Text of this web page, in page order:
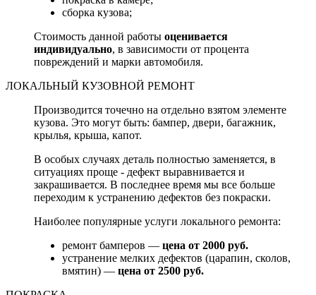
сборка кузова;
Стоимость данной работы оценивается
индивидуально, в зависимости от процента
повреждений и марки автомобиля.
ЛОКАЛЬНЫЙ КУЗОВНОЙ РЕМОНТ
Производится точечно на отдельно взятом элементе
кузова. Это могут быть: бампер, двери, багажник,
крылья, крыша, капот.
В особых случаях деталь полностью заменяется, в
ситуациях проще - дефект выравнивается и
закрашивается. В последнее время мы все больше
переходим к устранению дефектов без покраски.
Наиболее популярные услуги локального ремонта:
ремонт бамперов — цена от 2000 руб.
устранение мелких дефектов (царапин, сколов,
вмятин) — цена от 2500 руб.